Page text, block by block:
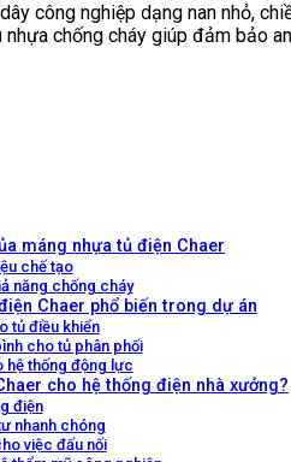
công nghiệp dạng nan nhỏ,
chống cháy giúp đảm bảo
máng nhựa tủ điện Chaer
chế tạo
năng chống cháy
Chaer phổ biến trong dự án
tủ điều khiển
cho tủ phân phối
hệ thống động lực
cho hệ thống điện nhà xưởng?
điện
nhanh chóng
việc đấu nối